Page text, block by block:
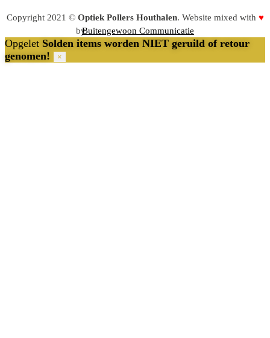
Copyright 2021 © Optiek Pollers Houthalen. Website mixed with ♥
byBuitengewoon Communicatie
Opgelet Solden items worden NIET geruild of retour
genomen!
×